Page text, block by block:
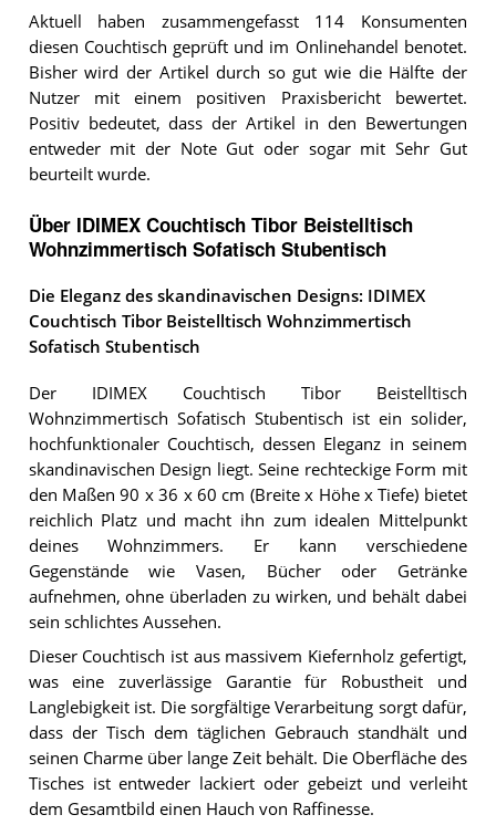
Aktuell haben zusammengefasst 114 Konsumenten
diesen Couchtisch geprüft und im Onlinehandel benotet.
Bisher wird der Artikel durch so gut wie die Hälfte der
Nutzer mit einem positiven Praxisbericht bewertet.
Positiv bedeutet, dass der Artikel in den Bewertungen
entweder mit der Note Gut oder sogar mit Sehr Gut
beurteilt wurde.
Über IDIMEX Couchtisch Tibor Beistelltisch
Wohnzimmertisch Sofatisch Stubentisch
Die Eleganz des skandinavischen Designs: IDIMEX
Couchtisch Tibor Beistelltisch Wohnzimmertisch
Sofatisch Stubentisch
Der IDIMEX Couchtisch Tibor Beistelltisch
Wohnzimmertisch Sofatisch Stubentisch ist ein solider,
hochfunktionaler Couchtisch, dessen Eleganz in seinem
skandinavischen Design liegt. Seine rechteckige Form mit
den Maßen 90 x 36 x 60 cm (Breite x Höhe x Tiefe) bietet
reichlich Platz und macht ihn zum idealen Mittelpunkt
deines Wohnzimmers. Er kann verschiedene
Gegenstände wie Vasen, Bücher oder Getränke
aufnehmen, ohne überladen zu wirken, und behält dabei
sein schlichtes Aussehen.
Dieser Couchtisch ist aus massivem Kiefernholz gefertigt,
was eine zuverlässige Garantie für Robustheit und
Langlebigkeit ist. Die sorgfältige Verarbeitung sorgt dafür,
dass der Tisch dem täglichen Gebrauch standhält und
seinen Charme über lange Zeit behält. Die Oberfläche des
Tisches ist entweder lackiert oder gebeizt und verleiht
dem Gesamtbild einen Hauch von Raffinesse.